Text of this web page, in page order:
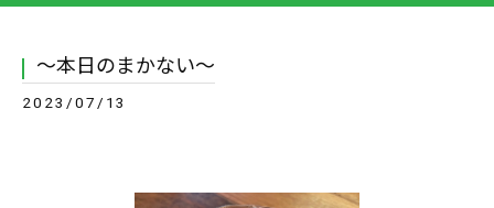
～本日のまかない～
2023/07/13